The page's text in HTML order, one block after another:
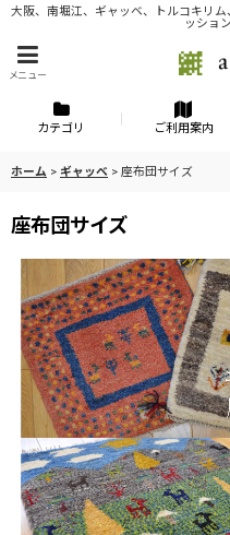
大阪、南堀江、ギャッベ、トルコキリ
ッショ
メニュー
カテゴリ ご利用案内
ホーム > ギャッベ > 座布団サイズ
座布団サイズ